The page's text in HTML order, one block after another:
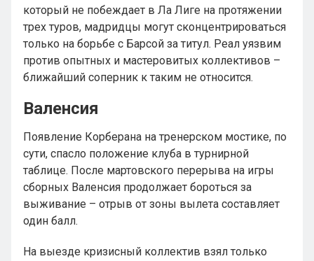
который не побеждает в Ла Лиге на протяжении
трех туров, мадридцы могут сконцентрироваться
только на борьбе с Барсой за титул. Реал уязвим
против опытных и мастеровитых коллективов –
ближайший соперник к таким не относится.
Валенсия
Появление Корберана на тренерском мостике, по
сути, спасло положение клуба в турнирной
таблице. После мартовского перерыва на игры
сборных Валенсия продолжает бороться за
выживание – отрыв от зоны вылета составляет
один балл.
На выезде кризисный коллектив взял только